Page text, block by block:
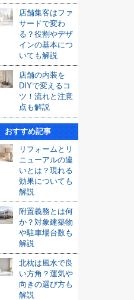
店舗集客はファ
サードで変わ
る？役割やデザ
インの基本につ
いても解説
店舗の内装を
DIYで変えるコ
ツ！流れと注意
点も解説
おすすめ記事
リフォームとリ
ニューアルの違
いとは？現れる
効果についても
解説
附置義務とは何
か？対象建築物
や駐車場台数も
解説
北枕は風水で良
い方角？運気や
向きの選び方も
解説